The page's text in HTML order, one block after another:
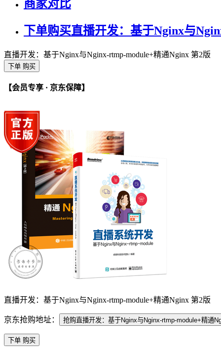
商家对比
下单购买直播开发：基于Nginx与
直播开发：基于Nginx与Nginx-rtmp-module+精通Nginx 第2版
下单 购买
【会员专享 · 京东保障】
直播开发：基于Nginx与Nginx-rtmp-module+精通Nginx 第2版
京东抢购地址： 抢购直播开发：基于Nginx与Nginx-rtmp-module+精通
下单 购买